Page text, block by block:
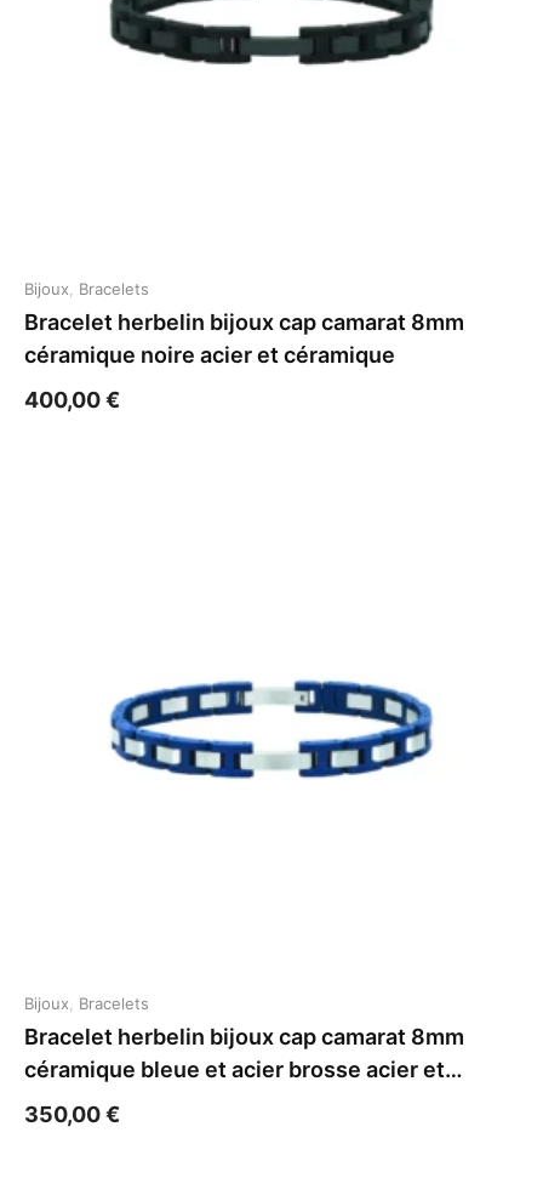
Bijoux Bracelets
Bracelet herbelin bijoux cap camarat 8mm
céramique noire acier et céramique
400,00€
Bijoux Bracelets
Bracelet herbelin bijoux cap camarat 8mm
céramique bleue et acier brosse acier et
céramique
350,00€